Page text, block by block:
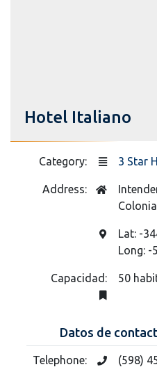
Hotel Italiano
Category: 3 Star
Address:
Lat: -
Long: -
Capacidad: 50
Datos de
Telephone: (598)